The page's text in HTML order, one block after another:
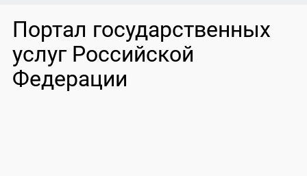
Портал государственных
услуг Российской
Федерации